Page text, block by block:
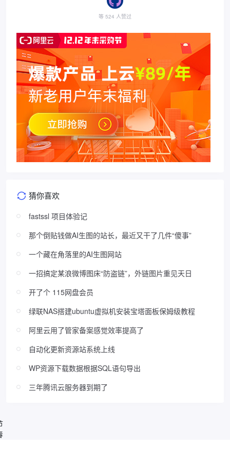
等 524 人赞过
猜你喜欢
fastssl 项目体验记
那个倒贴钱做AI生图的站长，最近又干了几件“傻事”
一个藏在角落里的AI生图网站
一招搞定某浪微博图床“防盗链”，外链图片重见天日
开了个 115网盘会员
绿联NAS搭建ubuntu虚拟机安装宝塔面板保姆级教程
阿里云用了管家备案感觉效率提高了
自动化更新资源站系统上线
WP资源下载数据根据SQL语句导出
三年腾讯云服务器到期了